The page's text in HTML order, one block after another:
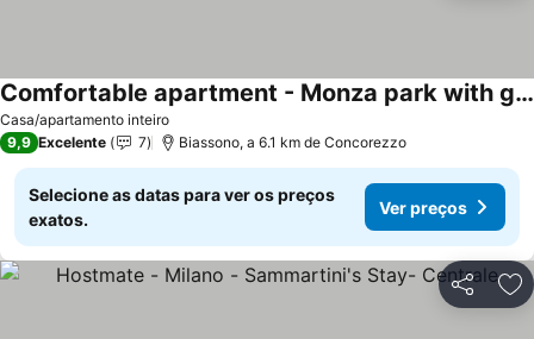
Casa/apartamento inteiro
Comfortable apartment - Monza park with garage
9,9 Excelente 7 Biassono, a 6.1 km de Concorezzo
Selecione as datas para ver os preços
exatos.
Ver preços
Partilhar